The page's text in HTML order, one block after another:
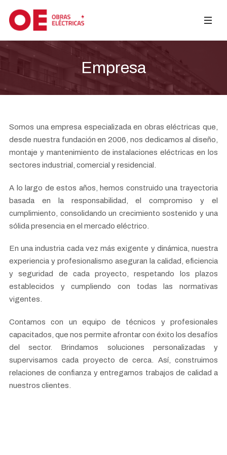
Empresa
Somos una empresa especializada en obras eléctricas que,
desde nuestra fundación en 2006, nos dedicamos al diseño,
montaje y mantenimiento de instalaciones eléctricas en los
sectores industrial, comercial y residencial.
A lo largo de estos años, hemos construido una trayectoria
basada en la responsabilidad, el compromiso y el
cumplimiento, consolidando un crecimiento sostenido y una
sólida presencia en el mercado eléctrico.
En una industria cada vez más exigente y dinámica, nuestra
experiencia y profesionalismo aseguran la calidad, eficiencia
y seguridad de cada proyecto, respetando los plazos
establecidos y cumpliendo con todas las normativas
vigentes.
Contamos con un equipo de técnicos y profesionales
capacitados, que nos permite afrontar con éxito los desafíos
del sector. Brindamos soluciones personalizadas y
supervisamos cada proyecto de cerca. Así, construimos
relaciones de confianza y entregamos trabajos de calidad a
nuestros clientes.